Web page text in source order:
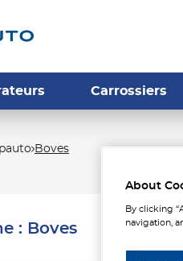
Carrossiers
Boves
Les
: Boves
About
By clicking
navigation,